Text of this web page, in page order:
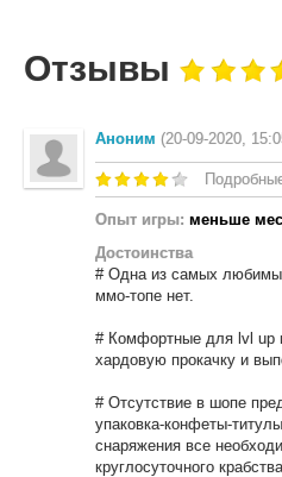
Отзывы
Аноним (20-09-2020,
Опыт игры: меньше
Достоинства
# Одна из самых
ммо-топе нет.
# Комфортные для lvl up
хардовую прокачку и
# Отсутствие в шопе
упаковка-конфеты-
снаряжения все
круглосуточного